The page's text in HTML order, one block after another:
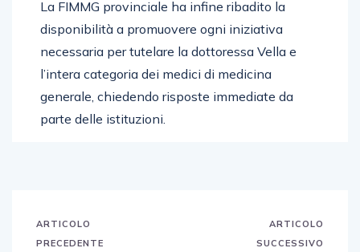
La FIMMG provinciale ha infine ribadito la
disponibilità a promuovere ogni iniziativa
necessaria per tutelare la dottoressa Vella e
l’intera categoria dei medici di medicina
generale, chiedendo risposte immediate da
parte delle istituzioni.
ARTICOLO
PRECEDENTE
ARTICOLO
SUCCESSIVO